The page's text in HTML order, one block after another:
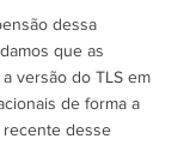
dessa
que as
versão do TLS em
de forma a
recente desse